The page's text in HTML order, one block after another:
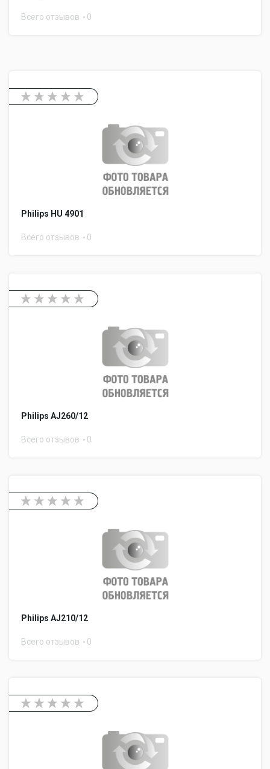
Всего отзывов 0
Philips HU 4901
Всего отзывов 0
Philips AJ260/12
Всего отзывов 0
Philips AJ210/12
Всего отзывов 0